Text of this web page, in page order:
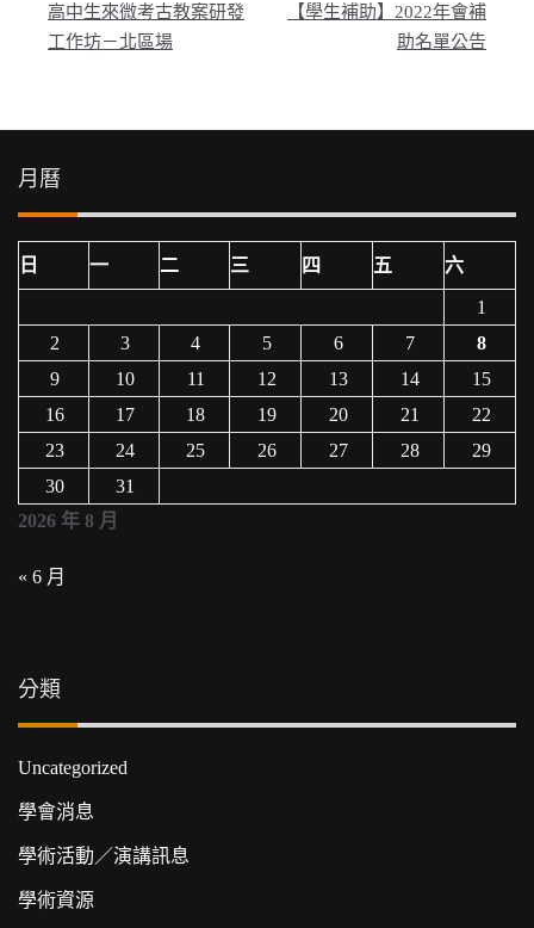
章
覽
高中生來微考古教案研發
工作坊－北區場
【學生補助】2022年會補
助名單公告
月曆
2026 年 8 月
日 一 二 三 四 五 六
1
2
3 4 5 6 7
8
9
10 11 12 13 14
15
16
17 18 19 20 21
22
23
24 25 26 27 28
29
30
31
« 6 月
分類
Uncategorized
學會消息
學術活動／演講訊息
學術資源